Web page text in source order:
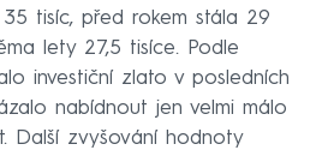
tisíc, před rokem stála 29
lety 27,5 tisíce. Podle
investiční zlato v posledních
nabídnout jen velmi málo
Další zvyšování hodnoty